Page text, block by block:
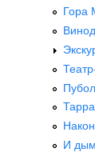
Гора
И дым